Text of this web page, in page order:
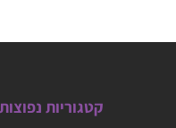
קטגוריות נפוצות